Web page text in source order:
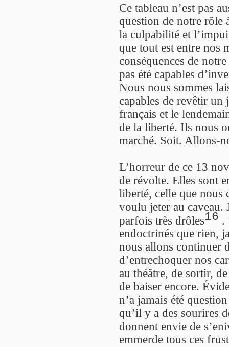
Ce tableau n’est pas
question de notre rôle
la culpabilité et
que tout est entre nos
conséquences de
pas été capables
Nous nous sommes
capables de revêtir un
français et le
de la liberté. Ils nous
marché. Soit. Allons-
L’horreur de ce 13
de révolte. Elles sont
liberté, celle que nous
voulu jeter au caveau.
parfois très drôles16 .
endoctrinés que rien,
nous allons continuer
d’entrechoquer nos
au théâtre, de sortir,
de baiser encore.
n’a jamais été
qu’il y a des sourires
donnent envie de
emmerde tous ces